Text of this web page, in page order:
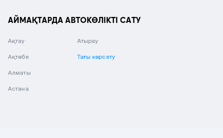
АЙМАҚТАРДА АВТОКӨЛІКТІ САТУ
Ақтау
Ақтөбе
Алматы
Астана
Атырау
Тағы көрсету